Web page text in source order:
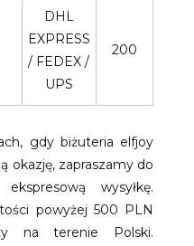
DHL
EXPRESS
/ FEDEX /
UPS
200
gdy biżuteria elfjoy
okazję, zapraszamy do
wysyłkę.
powyżej 500 PLN
na terenie Polski.